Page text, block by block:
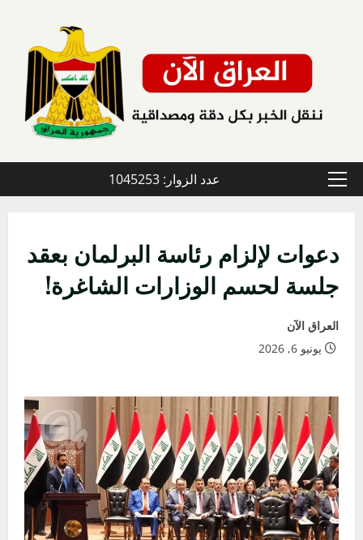
القائمة
عدد الزوار: 1045253
دعوات لإلزام رئاسة البرلمان بعقد
جلسة لحسم الوزارات الشاغرة!
العراق الآن
يونيو 6, 2026